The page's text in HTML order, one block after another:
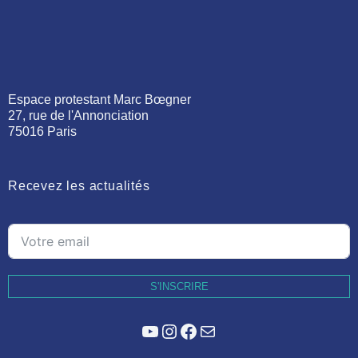
Espace protestant Marc Bœgner
27, rue de l'Annonciation
75016 Paris
Recevez les actualités
S'INSCRIRE
YouTube
Instagram
Facebook
E-mail